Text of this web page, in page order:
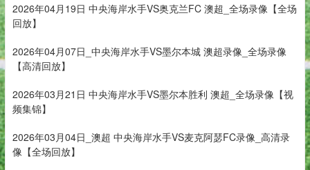
2026年04月19日 中央海岸水手VS奥克兰FC 澳超_全场录像【全场
回放】
2026年04月07日_中央海岸水手VS墨尔本城 澳超录像_全场录像
【高清回放】
2026年03月21日 中央海岸水手VS墨尔本胜利 澳超_全场录像【视
频集锦】
2026年03月04日_澳超 中央海岸水手VS麦克阿瑟FC录像_高清录
像【全场回放】